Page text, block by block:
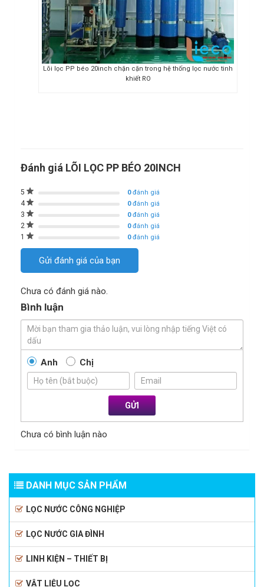
Lõi lọc PP béo 20inch chặn cặn trong hệ thống lọc nước tinh
khiết RO
Đánh giá LÕI LỌC PP BÉO 20INCH
5 0đánh giá
4 0đánh giá
3 0đánh giá
2 0đánh giá
1 0đánh giá
Gửi đánh giá của bạn
Chưa có đánh giá nào.
Bình luận
Anh Chị
GỬI
Chưa có bình luận nào
DANH MỤC SẢN PHẨM
LỌC NƯỚC CÔNG NGHIỆP
LỌC NƯỚC GIA ĐÌNH
LINH KIỆN – THIẾT BỊ
VẬT LIỆU LỌC